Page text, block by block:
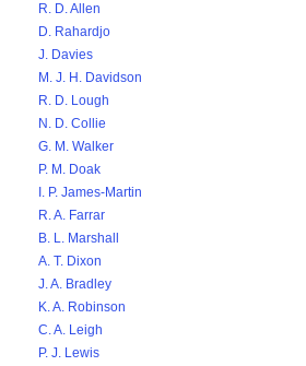
R. D. Allen
D. Rahardjo
J. Davies
M. J. H. Davidson
R. D. Lough
N. D. Collie
G. M. Walker
P. M. Doak
I. P. James-Martin
R. A. Farrar
B. L. Marshall
A. T. Dixon
J. A. Bradley
K. A. Robinson
C. A. Leigh
P. J. Lewis